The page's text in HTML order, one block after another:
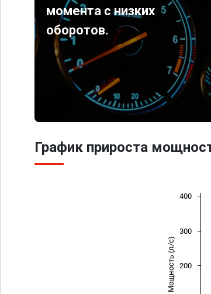
момента с низких
оборотов.
График прироста
Мощность (л/с) 200
300
400